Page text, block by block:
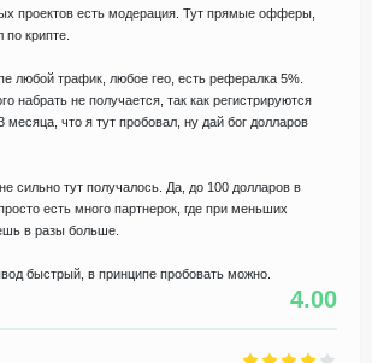
проектов есть модерация. Тут прямые офферы,
крипте.
любой трафик, любое гео, есть рефералка 5%.
набрать не получается, так как регистрируются
месяца, что я тут пробовал, ну дай бог долларов
сильно тут получалось. Да, до 100 долларов в
есть много партнерок, где при меньших
в разы больше.
быстрый, в принципе пробовать можно.
4.00